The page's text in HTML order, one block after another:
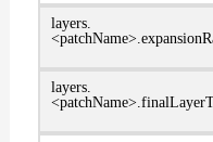
layers.
layers.